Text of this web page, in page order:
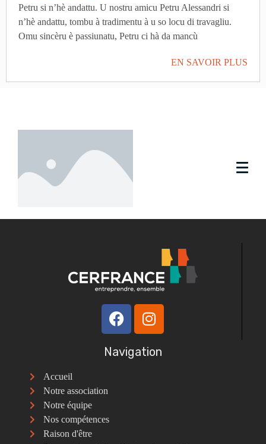
Petru si n’hè andattu. U nostru amicu Petru Alessandri si
n’hè andattu, tombu à tradimentu à u so locu di travagliu.
Omu sincèru è passiunatu, Petru ci hà da mancù
EN SAVOIR PLUS
Navigation
Accueil
Notre association
Notre équipe
Nos compétences
Raison d'être